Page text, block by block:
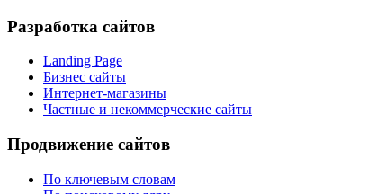
Разработка сайтов
Landing Page
Бизнес сайты
Интернет-магазины
Частные и некоммерческие сайты
Продвижение сайтов
По ключевым словам